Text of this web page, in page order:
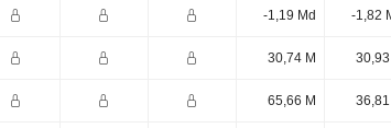
-1,19 Md -1,82
30,74 M 30,93
65,66 M 36,81